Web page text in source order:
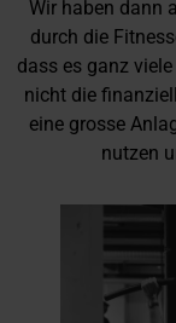
Wir haben dann
durch die
dass es ganz
nicht die
eine grosse
nutzen